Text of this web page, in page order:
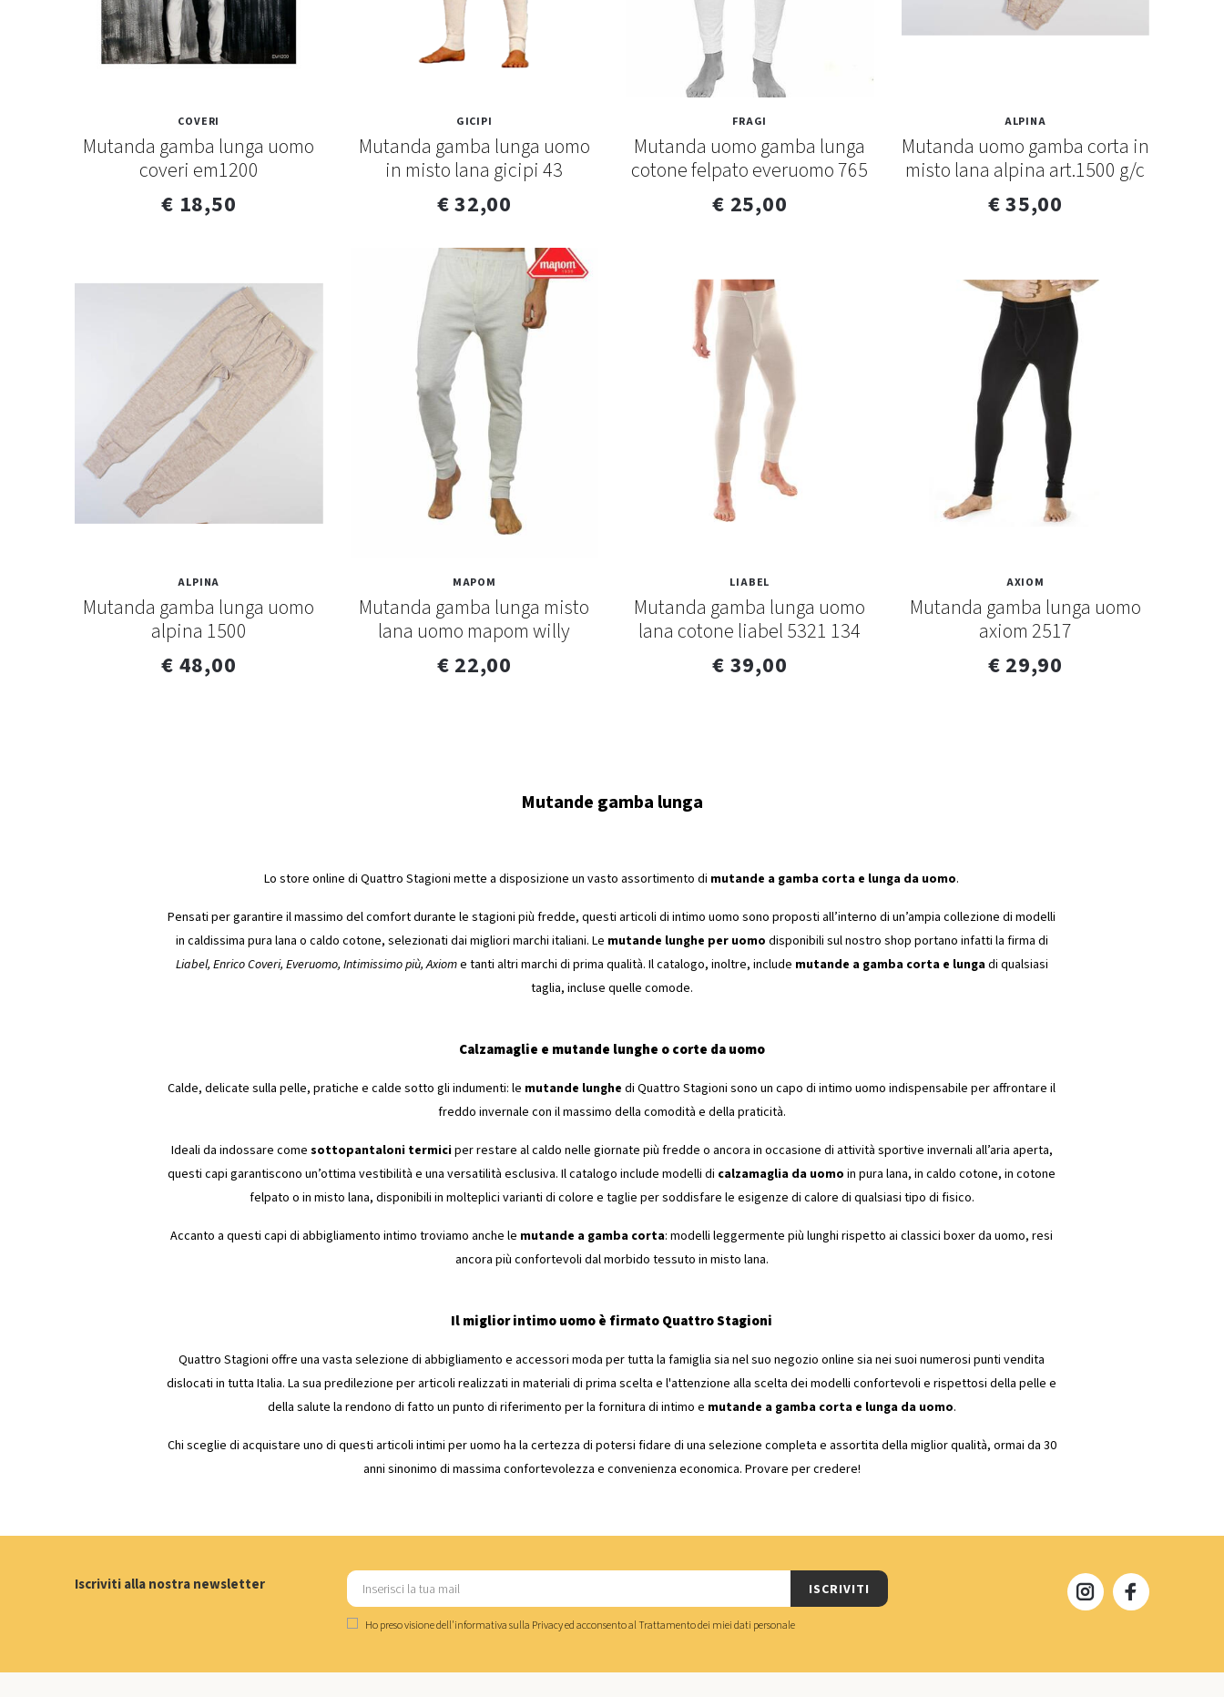
COVERI
Mutanda gamba lunga uomo
coveri em1200
€ 18,50
GICIPI
Mutanda gamba lunga uomo
in misto lana gicipi 43
€ 32,00
FRAGI
Mutanda uomo gamba lunga
cotone felpato everuomo 765
€ 25,00
ALPINA
Mutanda uomo gamba corta in
misto lana alpina art.1500 g/c
€ 35,00
ALPINA
Mutanda gamba lunga uomo
alpina 1500
€ 48,00
MAPOM
Mutanda gamba lunga misto
lana uomo mapom willy
€ 22,00
LIABEL
Mutanda gamba lunga uomo
lana cotone liabel 5321 134
€ 39,00
AXIOM
Mutanda gamba lunga uomo
axiom 2517
€ 29,90
Mutande gamba lunga
Lo store online di Quattro Stagioni mette a disposizione un vasto assortimento di mutande a gamba corta e lunga da uomo.
Pensati per garantire il massimo del comfort durante le stagioni più fredde, questi articoli di intimo uomo sono proposti all’interno di un’ampia collezione di modelli
in caldissima pura lana o caldo cotone, selezionati dai migliori marchi italiani. Le mutande lunghe per uomo disponibili sul nostro shop portano infatti la firma di
Liabel, Enrico Coveri, Everuomo, Intimissimo più, Axiome tanti altri marchi di prima qualità. Il catalogo, inoltre, include mutande a gamba corta e lungadi qualsiasi
taglia, incluse quelle comode.
Calzamaglie e mutande lunghe o corte da uomo
Calde, delicate sulla pelle, pratiche e calde sotto gli indumenti: le mutande lunghe di Quattro Stagioni sono un capo di intimo uomo indispensabile per affrontare il
freddo invernale con il massimo della comodità e della praticità.
Ideali da indossare come sottopantaloni termiciper restare al caldo nelle giornate più fredde o ancora in occasione di attività sportive invernali all’aria aperta,
questi capi garantiscono un’ottima vestibilità e una versatilità esclusiva. Il catalogo include modelli di calzamaglia da uomo in pura lana, in caldo cotone, in cotone
felpato o in misto lana, disponibili in molteplici varianti di colore e taglie per soddisfare le esigenze di calore di qualsiasi tipo di fisico.
Accanto a questi capi di abbigliamento intimo troviamo anche le mutande a gamba corta: modelli leggermente più lunghi rispetto ai classici boxer da uomo, resi
ancora più confortevoli dal morbido tessuto in misto lana.
Il miglior intimo uomo è firmato Quattro Stagioni
Quattro Stagioni offre una vasta selezione di abbigliamento e accessori moda per tutta la famiglia sia nel suo negozio online sia nei suoi numerosi punti vendita
dislocati in tutta Italia. La sua predilezione per articoli realizzati in materiali di prima scelta e l'attenzione alla scelta dei modelli confortevoli e rispettosi della pelle e
della salute la rendono di fatto un punto di riferimento per la fornitura di intimo e mutande a gamba corta e lunga da uomo.
Chi sceglie di acquistare uno di questi articoli intimi per uomo ha la certezza di potersi fidare di una selezione completa e assortita della miglior qualità, ormai da 30
anni sinonimo di massima confortevolezza e convenienza economica. Provare per credere!
Iscriviti alla nostra newsletter ISCRIVITI
Ho preso visione dell'informativa sulla Privacyed acconsento alTrattamento dei miei dati personale